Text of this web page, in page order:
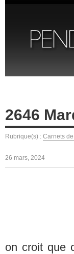
2646
Rubrique(s) : Carnets
26 mars, 2024
on croit que